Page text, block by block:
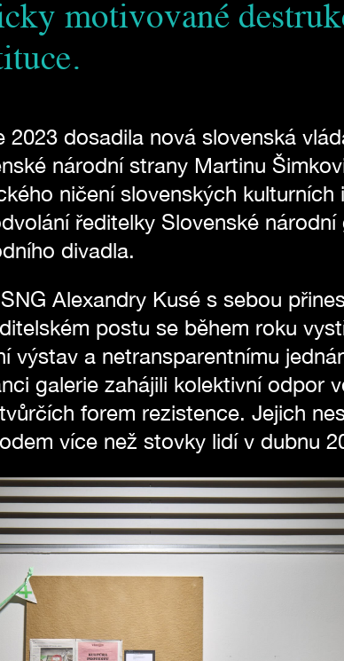
motivované
2023 dosadila nová slovenská
národní strany Martinu
ničení slovenských kulturních
ředitelky Slovenské národní
divadla.
Alexandry Kusé s sebou
postu se během roku
výstav a netransparentnímu
galerie zahájili kolektivní odpor
forem rezistence. Jejich
více než stovky lidí v dubnu